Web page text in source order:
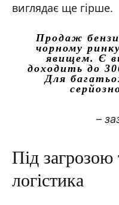
виглядає ще гірше.
Продаж
чорному
явищем. Є
доходить до
Для
–
Під загрозою
логістика